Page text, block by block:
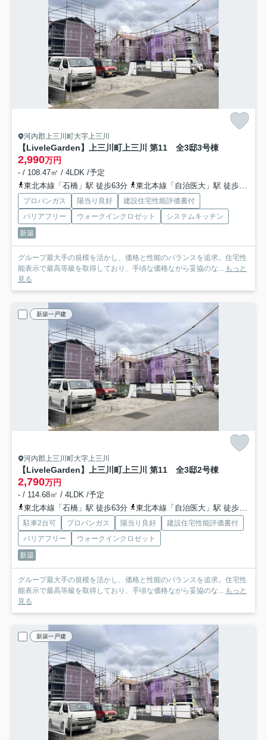
河内郡上三川町大字上三川
【LiveleGarden】上三川町上三川 第11 全3邸3号棟
2,990万円
- / 108.47㎡ / 4LDK /予定
東北本線「石橋」駅 徒歩63分
東北本線「自治医大」駅 徒歩94分
プロパンガス 陽当り良好
建設住宅性能評価書付
バリアフリー
ウォークインクロゼット
システムキッチン
新築
グループ最大手の規模を活かし、価格と性能のバランスを追求。住宅性
能表示で最高等級を取得しており、手頃な価格ながら妥協のな...
もっと
見る
新築一戸建
河内郡上三川町大字上三川
【LiveleGarden】上三川町上三川 第11 全3邸2号棟
2,790万円
- / 114.68㎡ / 4LDK /予定
東北本線「石橋」駅 徒歩63分
東北本線「自治医大」駅 徒歩94分
駐車2台可 プロパンガス 陽当り良好
建設住宅性能評価書付
バリアフリー
ウォークインクロゼット
新築
グループ最大手の規模を活かし、価格と性能のバランスを追求。住宅性
能表示で最高等級を取得しており、手頃な価格ながら妥協のな...
もっと
見る
新築一戸建